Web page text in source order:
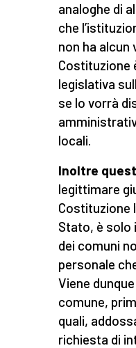
analoghe di
che
non ha alcun
Costituzione
legislativa
se lo vorrà
locali.
Inoltre
legittimare
Costituzione
Stato, è solo
dei comuni
personale
Viene
comune,
quali,
richiesta di